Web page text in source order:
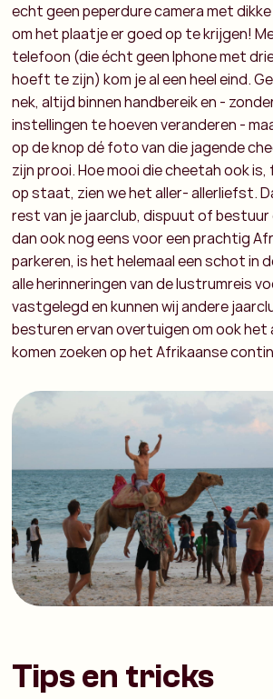
echt geen peperdure camera met
om het plaatje er goed op te krijgen!
telefoon (die écht geen Iphone met
hoeft te zijn) kom je al een heel eind.
nek, altijd binnen handbereik en -
instellingen te hoeven veranderen -
op de knop dé foto van die jagende
zijn prooi. Hoe mooi die cheetah ook is,
op staat, zien we het aller- allerliefst.
rest van je jaarclub, dispuut of bestuur
dan ook nog eens voor een prachtig
parkeren, is het helemaal een schot in
alle herinneringen van de lustrumreis
vastgelegd en kunnen wij andere
besturen ervan overtuigen om ook
komen zoeken op het Afrikaanse
Tips en tricks